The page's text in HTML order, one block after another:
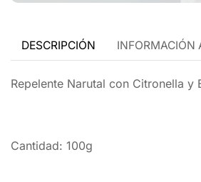
DESCRIPCIÓN INFORMACIÓN
Repelente Narutal con Citronella y
Cantidad: 100g